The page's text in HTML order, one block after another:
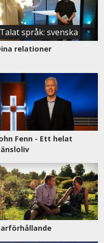
Talat språk: svenska
relationer
Fenn - Ett helat